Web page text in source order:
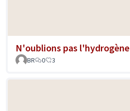
N'oublions pas l'hydrogène
BR
0 3